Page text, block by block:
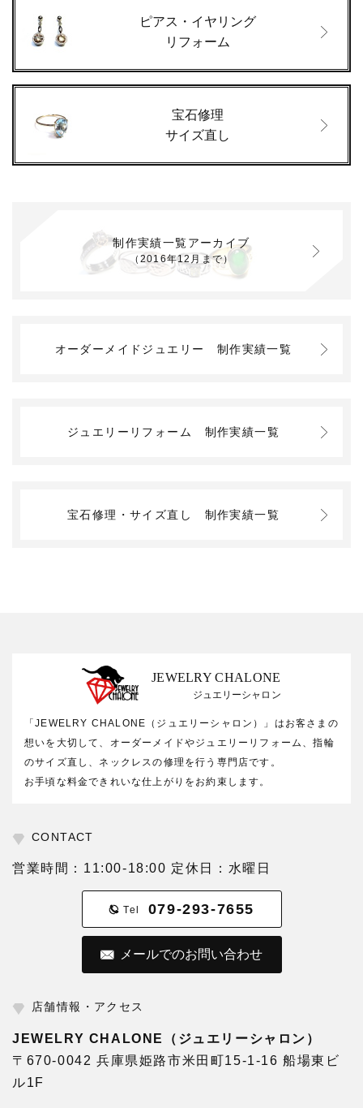
ピアス・イヤリング
リフォーム
宝石修理
サイズ直し
制作実績一覧アーカイブ
（2016年12月まで）
オーダーメイドジュエリー 制作実績一覧
ジュエリーリフォーム 制作実績一覧
宝石修理・サイズ直し 制作実績一覧
JEWELRY CHALONE
ジュエリーシャロン
「JEWELRY CHALONE（ジュエリーシャロン）」はお客さまの
想いを大切して、オーダーメイドやジュエリーリフォーム、指輪
のサイズ直し、ネックレスの修理を行う専門店です。
お手頃な料金できれいな仕上がりをお約束します。
CONTACT
営業時間：11:00-18:00 定休日：水曜日
Tel 079-293-7655
メールでのお問い合わせ
店舗情報・アクセス
JEWELRY CHALONE（ジュエリーシャロン）
〒670-0042 兵庫県姫路市米田町15-1-16 船場東ビ
ル1F